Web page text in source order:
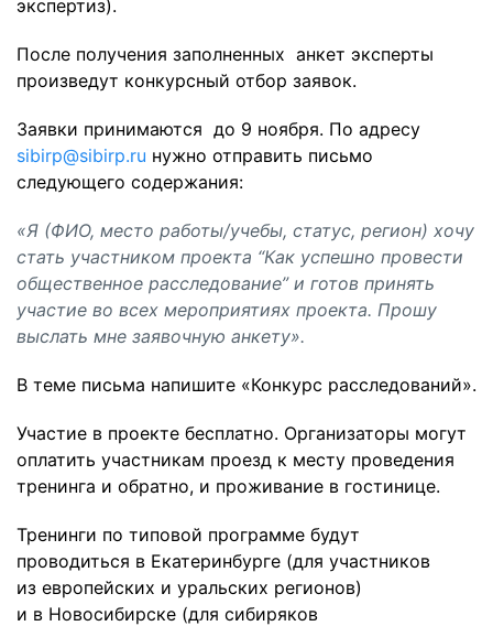
экспертиз).
После получения заполненных анкет эксперты
произведут конкурсный отбор заявок.
Заявки принимаются до 9 ноября. По адресу
sibirp@sibirp.ru нужно отправить письмо
следующего содержания:
«Я (ФИО, место работы/учебы, статус, регион) хочу
стать участником проекта “Как успешно провести
общественное расследование” и готов принять
участие во всех мероприятиях проекта. Прошу
выслать мне заявочную анкету».
В теме письма напишите «Конкурс расследований».
Участие в проекте бесплатно. Организаторы могут
оплатить участникам проезд к месту проведения
тренинга и обратно, и проживание в гостинице.
Тренинги по типовой программе будут
проводиться в Екатеринбурге (для участников
из европейских и уральских регионов)
и в Новосибирске (для сибиряков